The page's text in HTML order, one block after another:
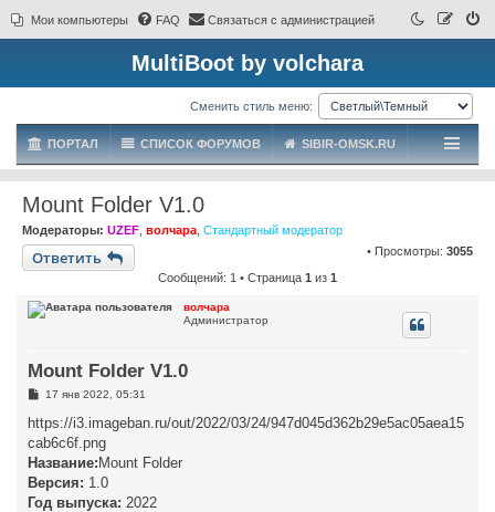
Мои компьютеры FAQ Связаться с администрацией
MultiBoot by volchara
Сменить стиль меню:
ПОРТАЛ СПИСОК ФОРУМОВ SIBIR-OMSK.RU
Mount Folder V1.0
Модераторы: UZEF волчара Стандартный модератор
Ответить • Просмотры: 3055
Сообщений: 1 • Страница 1 из 1
волчара
Администратор
Mount Folder V1.0
С
о
б
щ
е
и
е
17 янв 2022, 05:31
https://i3.imageban.ru/out/2022/03/24/947d045d362b29e5ac05aea15
cab6c6f.png
Название:Mount Folder
Версия: 1.0
Год выпуска: 2022